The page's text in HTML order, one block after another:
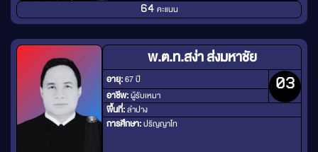
64 คะแนน
พ.ต.ท.สง่า ส่งมหาชัย
อายุ:67 ปี
อาชีพ:ผู้รับเหมา
03
พื้นที่:ลำปาง
การศึกษา:ปริญญาโท